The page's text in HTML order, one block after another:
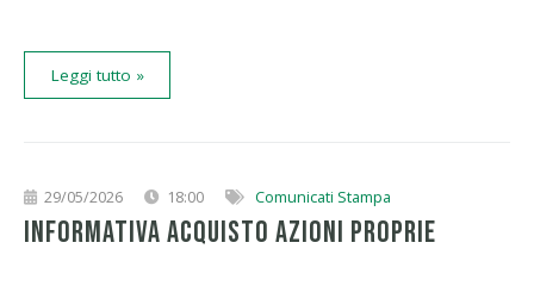
Leggi tutto »
29/05/2026 18:00 Comunicati Stampa
INFORMATIVA ACQUISTO AZIONI PROPRIE